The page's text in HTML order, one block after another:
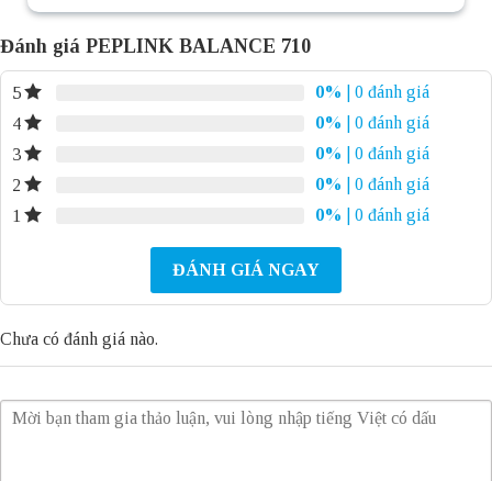
Đánh giá PEPLINK BALANCE 710
5 0%
| 0 đánh giá
4
0%
| 0 đánh giá
3
0%
| 0 đánh giá
2
0%
| 0 đánh giá
1
0% | 0 đánh giá
ĐÁNH GIÁ NGAY
Chưa có đánh giá nào.